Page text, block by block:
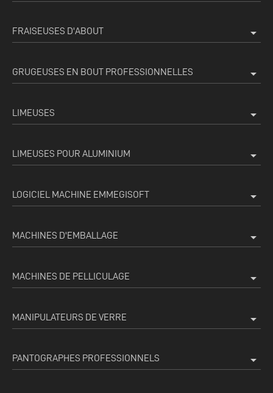
FRAISEUSES D'ABOUT arrow_drop_down
GRUGEUSES EN BOUT PROFESSIONNELLES arrow_drop_down
LIMEUSES arrow_drop_down
LIMEUSES POUR ALUMINIUM arrow_drop_down
LOGICIEL MACHINE EMMEGISOFT arrow_drop_down
MACHINES D'EMBALLAGE arrow_drop_down
MACHINES DE PELLICULAGE arrow_drop_down
MANIPULATEURS DE VERRE arrow_drop_down
PANTOGRAPHES PROFESSIONNELS arrow_drop_down